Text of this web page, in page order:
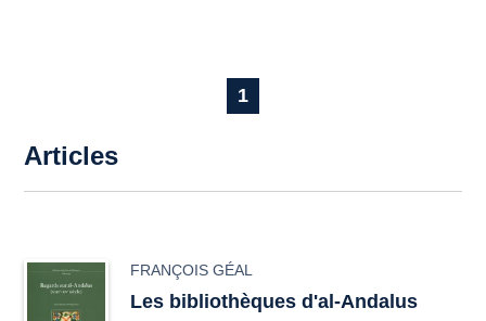
1
Articles
FRANÇOIS GÉAL
Les bibliothèques d'al-Andalus